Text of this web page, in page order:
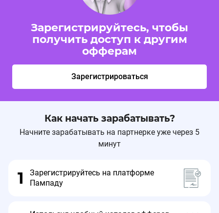
Зарегистрируйтесь, чтобы
получить доступ к другим
офферам
Зарегистрироваться
Как начать зарабатывать?
Начните зарабатывать на партнерке уже через 5
минут
1
Зарегистрируйтесь на платформе
Пампаду